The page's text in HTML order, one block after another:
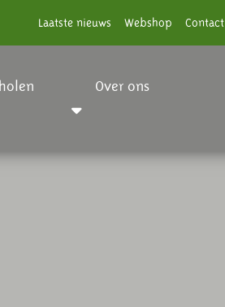
Laatste nieuws Webshop Contact
Over ons